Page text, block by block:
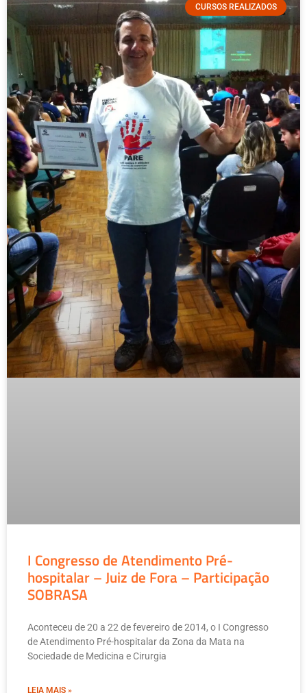
CURSOS REALIZADOS
I Congresso de Atendimento Pré-
hospitalar – Juiz de Fora – Participação
SOBRASA
Aconteceu de 20 a 22 de fevereiro de 2014, o I Congresso
de Atendimento Pré-hospitalar da Zona da Mata na
Sociedade de Medicina e Cirurgia
LEIA MAIS »